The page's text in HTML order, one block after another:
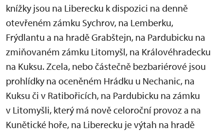
knížky jsou na Liberecku k dispozici na denně
otevřeném zámku Sychrov, na Lemberku,
Frýdlantu a na hradě Grabštejn, na Pardubicku na
zmiňovaném zámku Litomyšl, na Královéhradecku
na Kuksu. Zcela, nebo částečně bezbariérové jsou
prohlídky na oceněném Hrádku u Nechanic, na
Kuksu či v Ratibořicích, na Pardubicku na zámku
v Litomyšli, který má nově celoroční provoz a na
Kunětické hoře, na Liberecku je výtah na hradě